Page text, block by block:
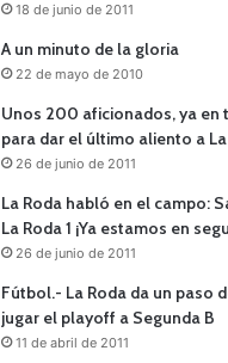
18 de junio de 2011
A un minuto de la gloria
22 de mayo de 2010
Unos 200 aficionados, ya en
para dar el último aliento a La
26 de junio de 2011
La Roda habló en el campo:
La Roda 1 ¡Ya estamos en
26 de junio de 2011
Fútbol.- La Roda da un paso
jugar el playoff a Segunda B
11 de abril de 2011